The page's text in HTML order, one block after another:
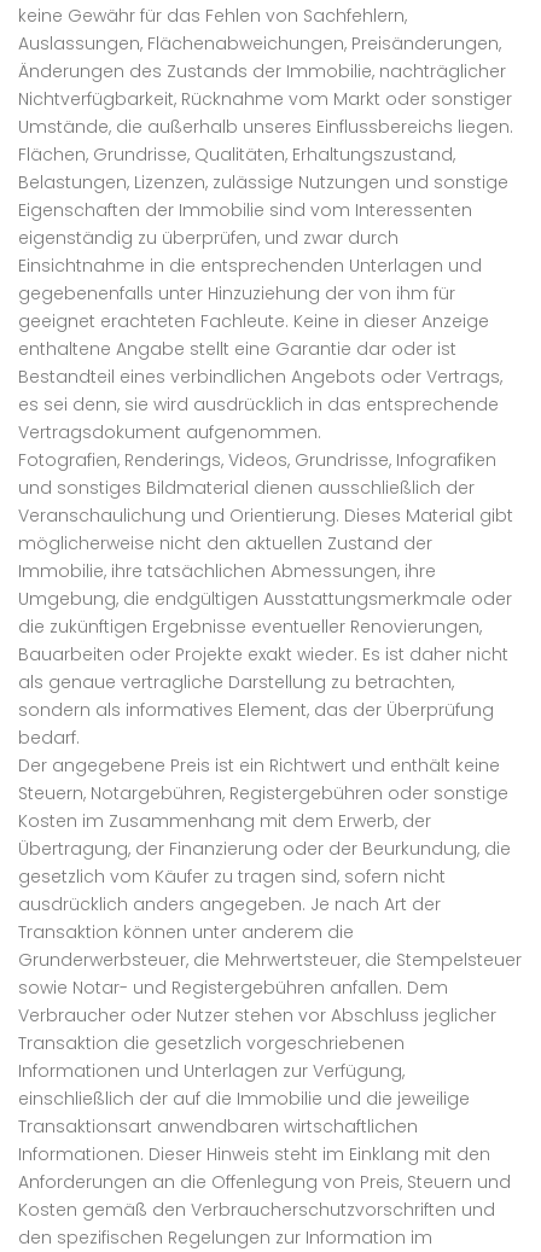
keine Gewähr für das Fehlen von Sachfehlern,
Auslassungen, Flächenabweichungen, Preisänderungen,
Änderungen des Zustands der Immobilie, nachträglicher
Nichtverfügbarkeit, Rücknahme vom Markt oder sonstiger
Umstände, die außerhalb unseres Einflussbereichs liegen.
Flächen, Grundrisse, Qualitäten, Erhaltungszustand,
Belastungen, Lizenzen, zulässige Nutzungen und sonstige
Eigenschaften der Immobilie sind vom Interessenten
eigenständig zu überprüfen, und zwar durch
Einsichtnahme in die entsprechenden Unterlagen und
gegebenenfalls unter Hinzuziehung der von ihm für
geeignet erachteten Fachleute. Keine in dieser Anzeige
enthaltene Angabe stellt eine Garantie dar oder ist
Bestandteil eines verbindlichen Angebots oder Vertrags,
es sei denn, sie wird ausdrücklich in das entsprechende
Vertragsdokument aufgenommen.
Fotografien, Renderings, Videos, Grundrisse, Infografiken
und sonstiges Bildmaterial dienen ausschließlich der
Veranschaulichung und Orientierung. Dieses Material gibt
möglicherweise nicht den aktuellen Zustand der
Immobilie, ihre tatsächlichen Abmessungen, ihre
Umgebung, die endgültigen Ausstattungsmerkmale oder
die zukünftigen Ergebnisse eventueller Renovierungen,
Bauarbeiten oder Projekte exakt wieder. Es ist daher nicht
als genaue vertragliche Darstellung zu betrachten,
sondern als informatives Element, das der Überprüfung
bedarf.
Der angegebene Preis ist ein Richtwert und enthält keine
Steuern, Notargebühren, Registergebühren oder sonstige
Kosten im Zusammenhang mit dem Erwerb, der
Übertragung, der Finanzierung oder der Beurkundung, die
gesetzlich vom Käufer zu tragen sind, sofern nicht
ausdrücklich anders angegeben. Je nach Art der
Transaktion können unter anderem die
Grunderwerbsteuer, die Mehrwertsteuer, die Stempelsteuer
sowie Notar- und Registergebühren anfallen. Dem
Verbraucher oder Nutzer stehen vor Abschluss jeglicher
Transaktion die gesetzlich vorgeschriebenen
Informationen und Unterlagen zur Verfügung,
einschließlich der auf die Immobilie und die jeweilige
Transaktionsart anwendbaren wirtschaftlichen
Informationen. Dieser Hinweis steht im Einklang mit den
Anforderungen an die Offenlegung von Preis, Steuern und
Kosten gemäß den Verbraucherschutzvorschriften und
den spezifischen Regelungen zur Information im